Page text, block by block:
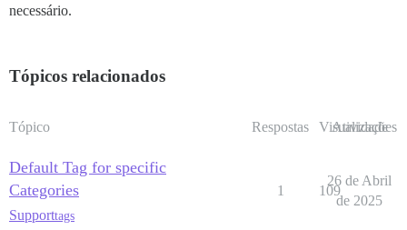
necessário.
Tópicos relacionados
Tópico Respostas Visualizações
Atividade
Default Tag for specific
Categories
Supporttags
1 109
26 de Abril
de 2025